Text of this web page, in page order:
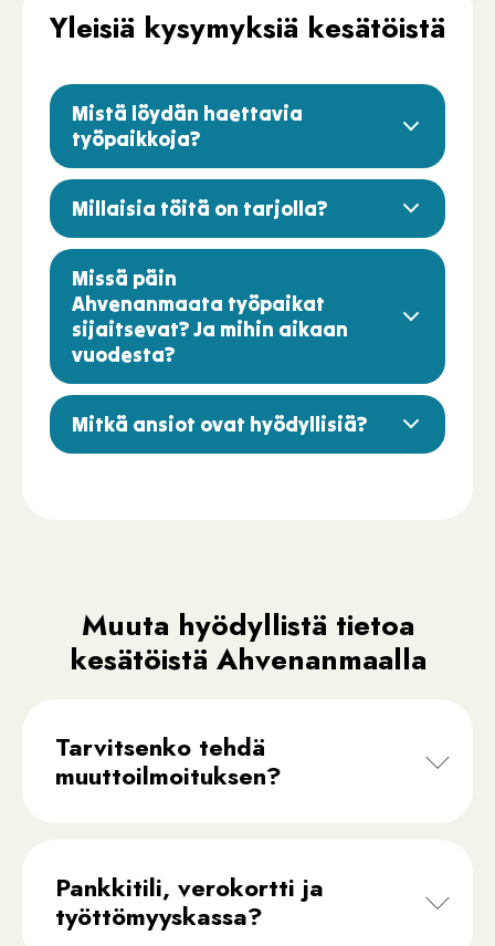
Yleisiä kysymyksiä kesätöistä
Mistä löydän haettavia
työpaikkoja?
Millaisia töitä on tarjolla?
Missä päin
Ahvenanmaata työpaikat
sijaitsevat? Ja mihin aikaan
vuodesta?
Mitkä ansiot ovat hyödyllisiä?
Muuta hyödyllistä tietoa
kesätöistä Ahvenanmaalla
Tarvitsenko tehdä
muuttoilmoituksen?
Pankkitili, verokortti ja
työttömyyskassa?